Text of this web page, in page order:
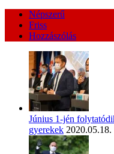
Népszerű
Friss
Hozzászólás
Június 1-jén
gyerekek 2020.05.18.